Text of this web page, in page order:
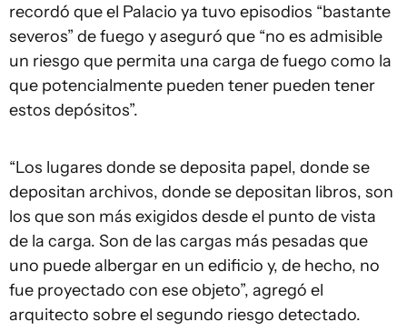
recordó que el Palacio ya tuvo episodios “bastante
severos” de fuego y aseguró que “no es admisible
un riesgo que permita una carga de fuego como la
que potencialmente pueden tener pueden tener
estos depósitos”.
“Los lugares donde se deposita papel, donde se
depositan archivos, donde se depositan libros, son
los que son más exigidos desde el punto de vista
de la carga. Son de las cargas más pesadas que
uno puede albergar en un edificio y, de hecho, no
fue proyectado con ese objeto”, agregó el
arquitecto sobre el segundo riesgo detectado.